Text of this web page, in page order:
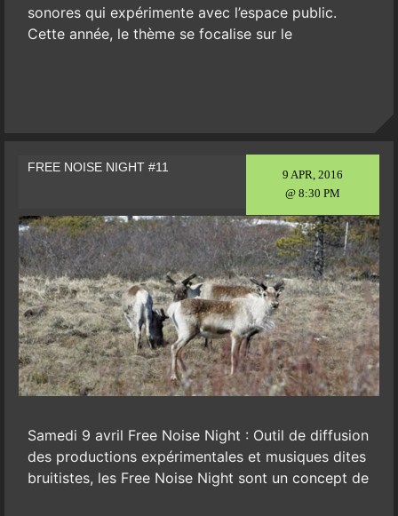
sonores qui expérimente avec l’espace public.
Cette année, le thème se focalise sur le
9 APR, 2016
@ 8:30 PM
FREE NOISE NIGHT #11
Samedi 9 avril Free Noise Night : Outil de diffusion
des productions expérimentales et musiques dites
bruitistes, les Free Noise Night sont un concept de